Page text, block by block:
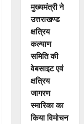
मुख्यमंत्री ने
उत्तराखण्ड
क्षत्रिय
कल्याण
समिति की
वेबसाइट एवं
क्षत्रिय
जागरण
स्मारिका का
किया विमोचन